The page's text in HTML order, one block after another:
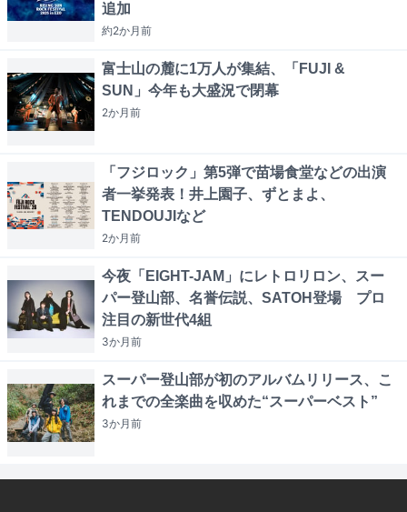
追加
約2か月前
富士山の麓に1万人が集結、「FUJI &
SUN」今年も大盛況で閉幕
2か月前
「フジロック」第5弾で苗場食堂などの出演
者一挙発表！井上園子、ずとまよ、
TENDOUJIなど
2か月前
今夜「EIGHT-JAM」にレトロリロン、スー
パー登山部、名誉伝説、SATOH登場 プロ
注目の新世代4組
3か月前
スーパー登山部が初のアルバムリリース、こ
れまでの全楽曲を収めた“スーパーベスト”
3か月前